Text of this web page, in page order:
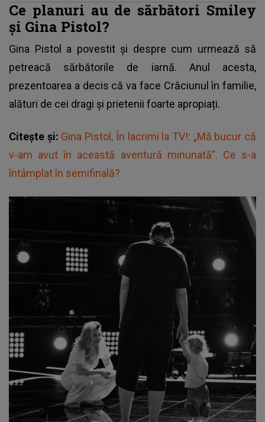
Ce planuri au de sărbători Smiley
și Gina Pistol?
Gina Pistol a povestit și despre cum urmează să
petreacă sărbătorile de iarnă. Anul acesta,
prezentoarea a decis că va face Crăciunul în familie,
alături de cei dragi și prietenii foarte apropiați.
Citește și: Gina Pistol, În lacrimi la TV!: „Mă bucur că
v-am avut în această aventură minunată”. Ce s-a
întâmplat în semifinală?